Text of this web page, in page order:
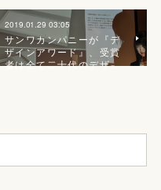
2019.01.29 03:05
サンワカンパニーが『デ
ザインアワード』、受賞
者は全て二十代のデザ…